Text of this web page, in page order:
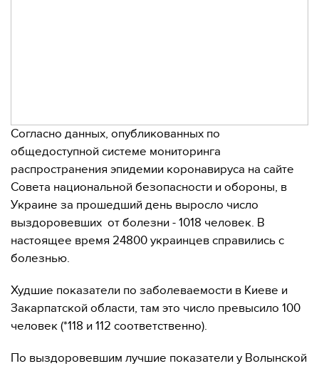
Согласно данных, опубликованных по
общедоступной системе мониторинга
распространения эпидемии коронавируса на сайте
Совета национальной безопасности и обороны, в
Украине за прошедший день выросло число
выздоровевших от болезни - 1018 человек. В
настоящее время 24800 украинцев справились с
болезнью.
Худшие показатели по заболеваемости в Киеве и
Закарпатской области, там это число превысило 100
человек (*118 и 112 соответственно).
По выздоровевшим лучшие показатели у Волынской